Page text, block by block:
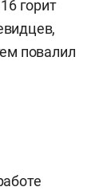
горит
повалил